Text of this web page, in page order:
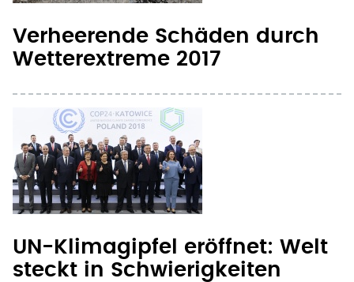
Verheerende Schäden durch
Wetterextreme 2017
UN-Klimagipfel eröffnet: Welt
steckt in Schwierigkeiten